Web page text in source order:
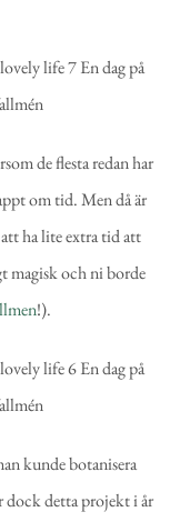
de flesta redan har
om tid. Men då är
ha lite extra tid att
magisk och ni borde
!).
kunde botanisera
dock detta projekt i år